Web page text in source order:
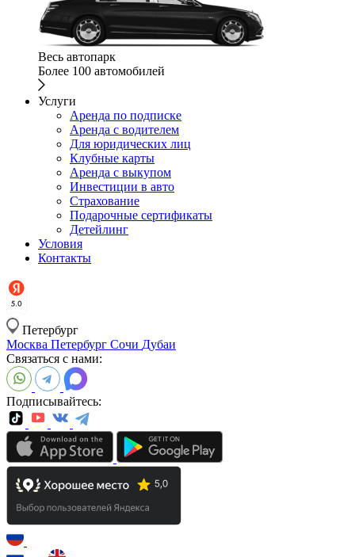
Весь автопарк
Более 100 автомобилей
Услуги
Аренда по подписке
Аренда с водителем
Для юридических лиц
Клубные карты
Аренда с выкупом
Инвестиции в авто
Страхование
Подарочные сертификаты
Детейлинг
Условия
Контакты
Петербург
Москва Петербург Сочи Дубаи
Связаться с нами:
Подписывайтесь: